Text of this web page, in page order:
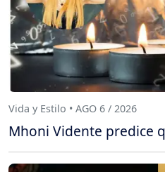
Vida y Estilo • AGO 6 / 2026
Mhoni Vidente predice